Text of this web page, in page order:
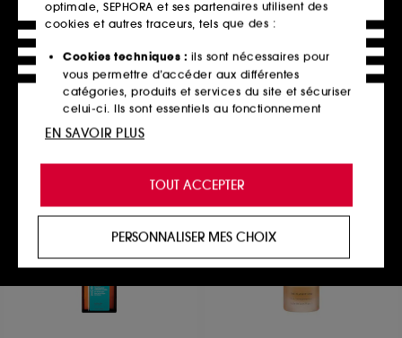
Brume Pour Cheveux Et Corps
1333
33,00€
34,02€ 100ml
Ajouter au panier
Heat Protectant
Après-shampooing protecteur de chaleur
À partir de26,00€
44,07€ /100ml
2 contenances disponibles
optimale, SEPHORA et ses partenaires utilisent des
cookies et autres traceurs, tels que des :
Cookies techniques : ils sont nécessaires pour
vous permettre d’accéder aux différentes
catégories, produits et services du site et sécuriser
celui-ci. Ils sont essentiels au fonctionnement
technique du site et ne peuvent être désactivés.
de vous offrir une expérience enrichie et
personnalisée en vous recommandant des
produits, des services et des contenus qui
proposer des offres promotionnelles adaptées à
votre profil.
Cookies réseaux sociaux et publicité :
ils sont
utilisés pour vous présenter du contenu susceptible
TOUT ACCEPTER
PERSONNALISER MES CHOIX
EN SAVOIR PLUS